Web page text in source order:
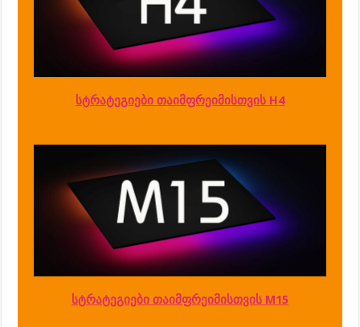
სტრატეგიები თაიმფრეიმისთვის H4
სტრატეგიები თაიმფრეიმისთვის M15